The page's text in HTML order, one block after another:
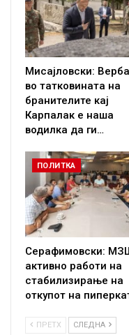
Мисајловски:
во татковината на
бранителите кај
Карпалак е наша
водилка да ги…
ПОЛИТКА
Серафимовски:
активно работи на
стабилизирање на
откупот на
ПРЕТХ СЛЕДНА